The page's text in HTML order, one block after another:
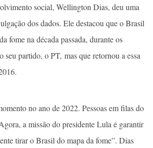
social, Wellington Dias, deu uma
dos dados. Ele destacou que o Brasil
fome na década passada, durante os
seu partido, o PT, mas que retornou a essa
no ano de 2022. Pessoas em filas do
a missão do presidente Lula é garantir
tirar o Brasil do mapa da fome”. Dias